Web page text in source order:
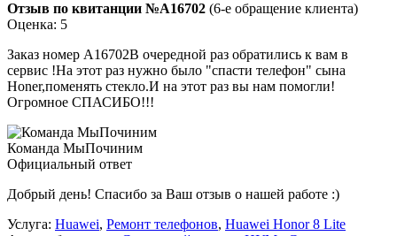
Отзыв по квитанции №A16702 (6-е обращение клиента)
Оценка: 5
Заказ номер А16702В очередной раз обратились к вам в
сервис !На этот раз нужно было "спасти телефон" сына
Honer,поменять стекло.И на этот раз вы нам помогли!
Огромное СПАСИБО!!!
Команда МыПочиним
Официальный ответ
Добрый день! Спасибо за Ваш отзыв о нашей работе :)
Услуга: Huawei, Ремонт телефонов, Huawei Honor 8 Lite